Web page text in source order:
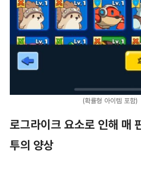
(확률형 아이템 포함)
로그라이크 요소로 인해 매
투의 양상